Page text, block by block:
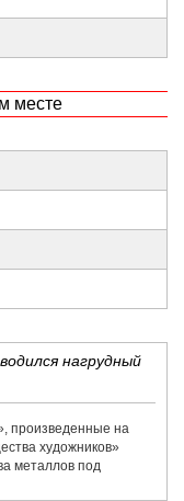
месте
нагрудный
произведенные на
художников»​
металлов под